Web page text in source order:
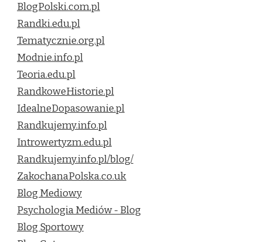
BlogPolski.com.pl
Randki.edu.pl
Tematycznie.org.pl
Modnie.info.pl
Teoria.edu.pl
RandkoweHistorie.pl
IdealneDopasowanie.pl
Randkujemy.info.pl
Introwertyzm.edu.pl
Randkujemy.info.pl/blog/
ZakochanaPolska.co.uk
Blog Mediowy
Psychologia Mediów - Blog
Blog Sportowy